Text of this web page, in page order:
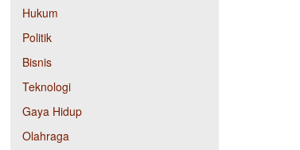
Hukum
Politik
Bisnis
Teknologi
Gaya Hidup
Olahraga